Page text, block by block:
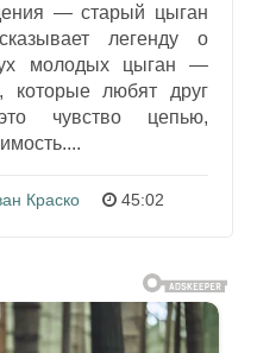
— старый цыган
легенду о
молодых цыган —
любят друг
чувство цепью,
Краско 45:02